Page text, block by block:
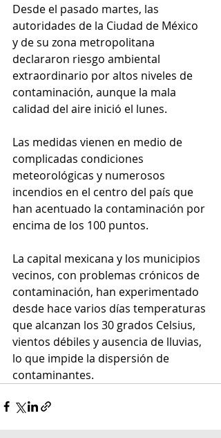
Desde el pasado martes, las
autoridades de la Ciudad de México
y de su zona metropolitana
declararon riesgo ambiental
extraordinario por altos niveles de
contaminación, aunque la mala
calidad del aire inició el lunes.
Las medidas vienen en medio de
complicadas condiciones
meteorológicas y numerosos
incendios en el centro del país que
han acentuado la contaminación por
encima de los 100 puntos.
La capital mexicana y los municipios
vecinos, con problemas crónicos de
contaminación, han experimentado
desde hace varios días temperaturas
que alcanzan los 30 grados Celsius,
vientos débiles y ausencia de lluvias,
lo que impide la dispersión de
contaminantes.